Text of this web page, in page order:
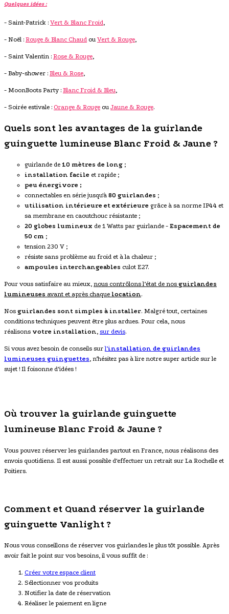
Quelques idées :
- Saint-Patrick : Vert & Blanc Froid
- Noël : Rouge & Blanc Chaud ou Vert & Rouge
- Saint Valentin : Rose & Rouge
- Baby-shower : Bleu & Rose
- MoonBoots Party : Blanc Froid & Bleu
- Soirée estivale : Orange & Rouge ou Jaune & Rouge.
Quels sont les avantages de la guirlande
guinguette lumineuse Blanc Froid & Jaune ?
guirlande de 10 mètres de long ;
installation facile et rapide ;
peu énergivore ;
connectables en série jusqu'à 80 guirlandes ;
utilisation intérieure et extérieure grâce à sa norme IP44 et
sa membrane en caoutchouc résistante ;
20 globes lumineux de 1 Watts par guirlande - Espacement de
50 cm ;
tension 230 V ;
résiste sans problème au froid et à la chaleur ;
ampoules interchangeables culot E27.
Pour vous satisfaire au mieux, nous contrôlons l’état de nos guirlandes
lumineuses avant et après chaque location.
Nos guirlandes sont simples à installer. Malgré tout, certaines
conditions techniques peuvent être plus ardues. Pour cela, nous
réalisons votre installation, sur devis.
Si vous avez besoin de conseils surl’installation de guirlandes
lumineuses guinguettes, n’hésitez pas à lire notre super article sur le
sujet ! Il foisonne d’idées !
Où trouver la guirlande guinguette
lumineuse Blanc Froid & Jaune ?
Vous pouvez réserver les guirlandes partout en France, nous réalisons des
envois quotidiens. Il est aussi possible d'effectuer un retrait sur La Rochelle et
Poitiers.
Comment et Quand réserver la guirlande
guinguette Vanlight ?
Nous vous conseillons de réserver vos guirlandes le plus tôt possible. Après
avoir fait le point sur vos besoins, il vous suffit de :
Créer votre espace client
Sélectionner vos produits
Notifier la date de réservation
Réaliser le paiement en ligne